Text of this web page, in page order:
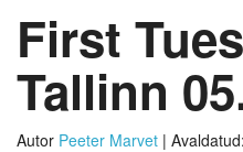
First
Tallinn
Autor Peeter Marvet | Avaldatud: